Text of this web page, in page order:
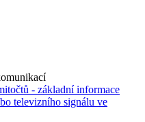
- základní informace
televizního signálu ve